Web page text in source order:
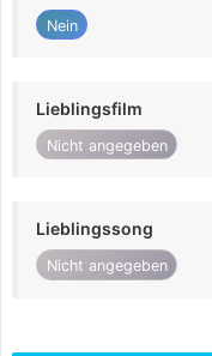
Nein
Lieblingsfilm
Nicht angegeben
Lieblingssong
Nicht angegeben